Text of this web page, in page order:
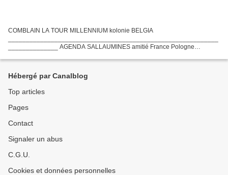
COMBLAIN LA TOUR MILLENNIUM kolonie BELGIA
______________ AGENDA SALLAUMINES amitié France Pologne
FREDDY MARK AGENDA DEREK BARDZINSKI AGENDA...
Hébergé par Canalblog
Top articles
Pages
Contact
Signaler un abus
C.G.U.
Cookies et données personnelles